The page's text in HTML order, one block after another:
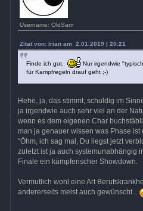
Username: OldSam
Zitat von: Irian am 2.01.2019 | 20:21
Finde ich gut.
Nur irgendwie
für Kampfregeln drauf geht ;-)
Hehe, ja, das stimmt, schuldig im
ja irgendwie auch sehr viel an der
wenn es dem eigenen Char
man ja genauer wissen was Phase
"Öhm, ich sag mal, Du liegst jetzt
zuletzt ist ja auch systemunabhängig
Finale ein kämpferischer Showdown.
Vermutlich wohl eine Art
andererseits meist auch gewünscht...